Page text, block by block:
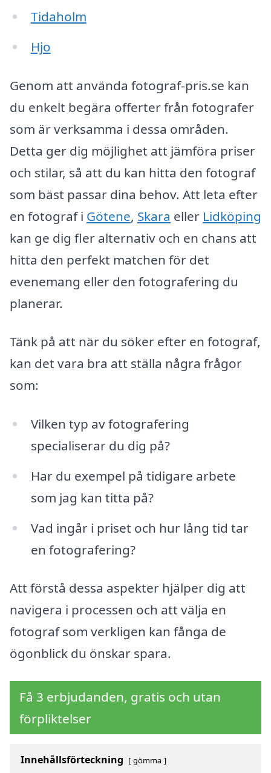
Tidaholm
Hjo
Genom att använda fotograf-pris.se kan
du enkelt begära offerter från fotografer
som är verksamma i dessa områden.
Detta ger dig möjlighet att jämföra priser
och stilar, så att du kan hitta den fotograf
som bäst passar dina behov. Att leta efter
en fotograf i Götene, Skara eller Lidköping
kan ge dig fler alternativ och en chans att
hitta den perfekt matchen för det
evenemang eller den fotografering du
planerar.
Tänk på att när du söker efter en fotograf,
kan det vara bra att ställa några frågor
som:
Vilken typ av fotografering
specialiserar du dig på?
Har du exempel på tidigare arbete
som jag kan titta på?
Vad ingår i priset och hur lång tid tar
en fotografering?
Att förstå dessa aspekter hjälper dig att
navigera i processen och att välja en
fotograf som verkligen kan fånga de
ögonblick du önskar spara.
Få 3 erbjudanden, gratis och utan
förpliktelser
Innehållsförteckning gömma